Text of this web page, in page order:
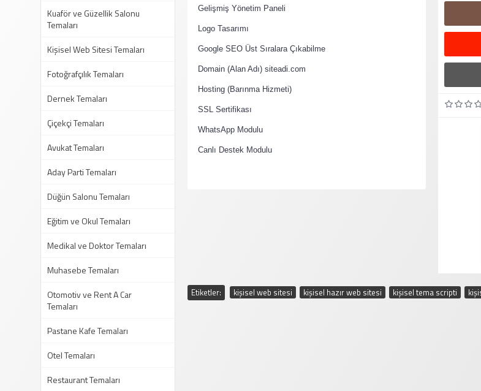
Kuaför ve Güzellik Salonu
Temaları
Kişisel Web Sitesi Temaları
Fotoğrafçılık Temaları
Dernek Temaları
Çiçekçi Temaları
Avukat Temaları
Aday Parti Temaları
Düğün Salonu Temaları
Eğitim ve Okul Temaları
Medikal ve Doktor Temaları
Muhasebe Temaları
Otomotiv ve Rent A Car
Temaları
Pastane Kafe Temaları
Otel Temaları
Restaurant Temaları
Gelişmiş Yönetim Paneli
Logo Tasarımı
Google SEO Üst Sıralara Çıkabilme
Domain (Alan Adı) siteadi.com
Hosting (Barınma Hizmeti)
SSL Sertifikası
WhatsApp Modulu
Canlı Destek Modulu
Etiketler: kişisel web sitesi kişisel hazır web sitesi kişisel tema scripti